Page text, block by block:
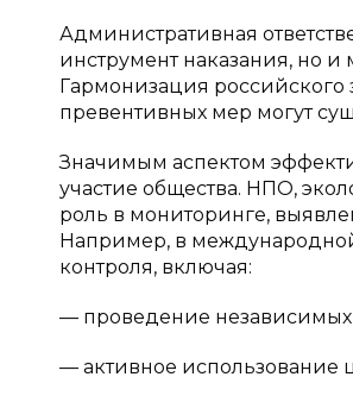
Административная
инструмент наказания, но
Гармонизация российского
превентивных мер могут
Значимым аспектом
участие общества. НПО,
роль в мониторинге,
Например, в
контроля, включая:
— проведение независимых
— активное использование